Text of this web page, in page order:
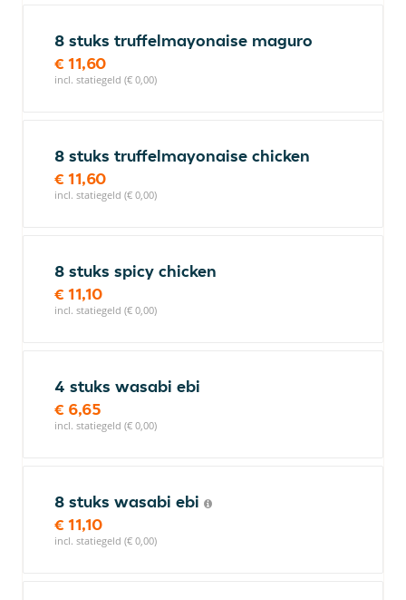
8 stuks truffelmayonaise maguro
€ 11,60
incl. statiegeld (€ 0,00)
8 stuks truffelmayonaise chicken
€ 11,60
incl. statiegeld (€ 0,00)
8 stuks spicy chicken
€ 11,10
incl. statiegeld (€ 0,00)
4 stuks wasabi ebi
€ 6,65
incl. statiegeld (€ 0,00)
8 stuks wasabi ebi
€ 11,10
incl. statiegeld (€ 0,00)